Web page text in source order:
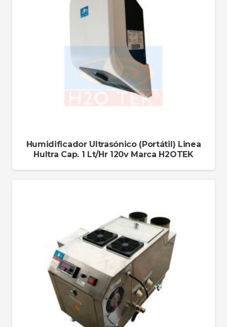
Humidificador Ultrasónico (Portátil) Linea
Hultra Cap. 1 Lt/Hr 120v Marca H2OTEK